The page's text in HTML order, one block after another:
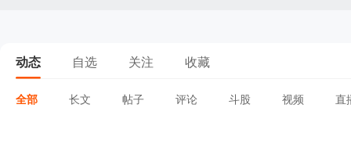
动态 自选 关注 收藏
全部 长文 帖子 评论 斗股 视频 直